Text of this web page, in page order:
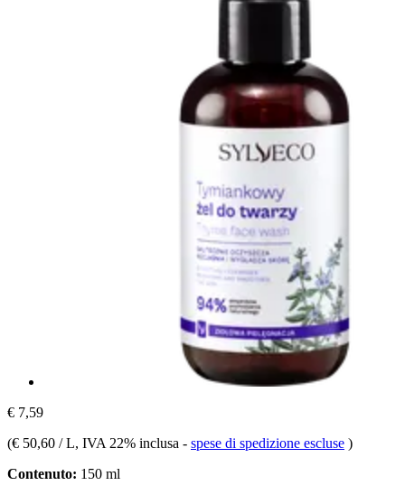
€ 7,59
(€ 50,60 / L, IVA 22% inclusa - spese di spedizione escluse )
Contenuto: 150 ml